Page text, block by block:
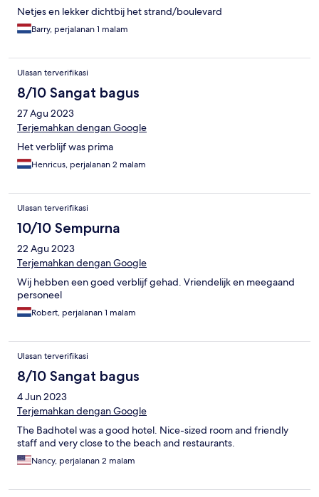
Netjes en lekker dichtbij het strand/boulevard
Barry, perjalanan 1 malam
Ulasan terverifikasi
8/10 Sangat bagus
27 Agu 2023
Terjemahkan dengan Google
Het verblijf was prima
Henricus, perjalanan 2 malam
Ulasan terverifikasi
10/10 Sempurna
22 Agu 2023
Terjemahkan dengan Google
Wij hebben een goed verblijf gehad. Vriendelijk en meegaand
personeel
Robert, perjalanan 1 malam
Ulasan terverifikasi
8/10 Sangat bagus
4 Jun 2023
Terjemahkan dengan Google
The Badhotel was a good hotel. Nice-sized room and friendly
staff and very close to the beach and restaurants.
Nancy, perjalanan 2 malam